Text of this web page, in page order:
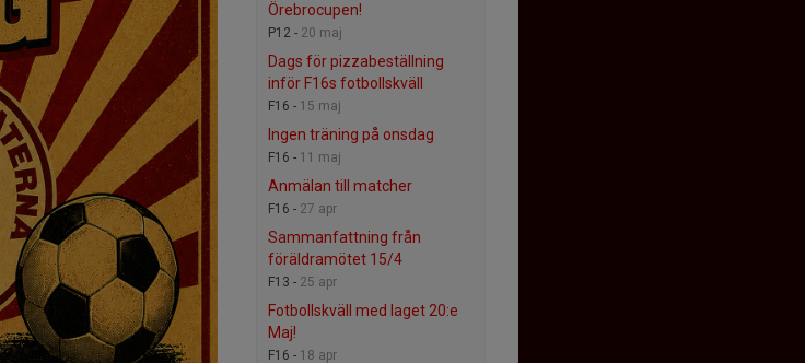
Örebrocupen!
P12 - 20 maj
Dags för pizzabeställning
inför F16s fotbollskväll
F16 - 15 maj
Ingen träning på onsdag
F16 - 11 maj
Anmälan till matcher
F16 - 27 apr
Sammanfattning från
föräldramötet 15/4
F13 - 25 apr
Fotbollskväll med laget 20:e
Maj!
F16 - 18 apr